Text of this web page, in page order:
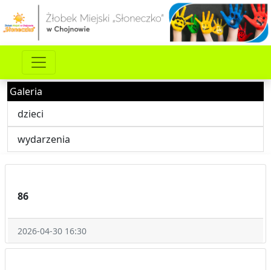
Galeria
dzieci
wydarzenia
86
2026-04-30 16:30